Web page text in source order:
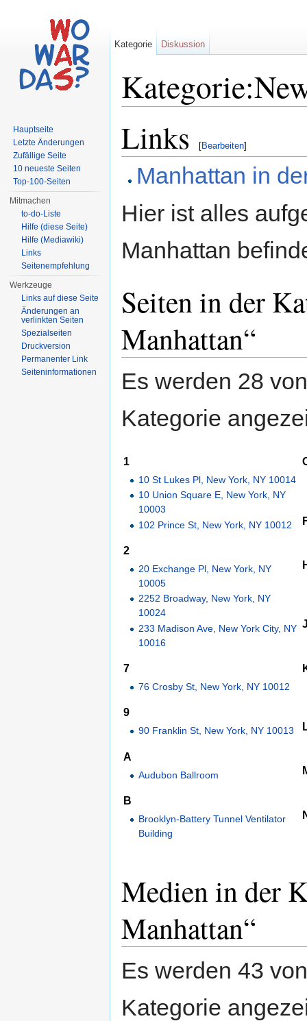
Links [Bearbeiten]
Manhattan in
Hier ist alles
Manhattan
Seiten in der
Manhattan“
Es werden 28
Kategorie
1
10 St Lukes Pl, New York, NY 10014
10 Union Square E, New York, NY
10003
102 Prince St, New York, NY 10012
2
20 Exchange Pl, New York, NY
10005
2252 Broadway, New York, NY
10024
233 Madison Ave, New York City, NY
10016
7
76 Crosby St, New York, NY 10012
9
90 Franklin St, New York, NY 10013
A
Audubon Ballroom
B
Brooklyn-Battery Tunnel Ventilator
Building
Medien in der
Manhattan“
Es werden 43
Kategorie
Kategorie Diskussion
Hauptseite
Letzte Änderungen
Zufällige Seite
10 neueste Seiten
Top-100-Seiten
Mitmachen
to-do-Liste
Hilfe (diese Seite)
Hilfe (Mediawiki)
Links
Seitenempfehlung
Werkzeuge
Links auf diese Seite
Änderungen an
verlinkten Seiten
Spezialseiten
Druckversion
Permanenter Link
Seiteninformationen